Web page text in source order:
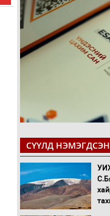
СҮҮЛД